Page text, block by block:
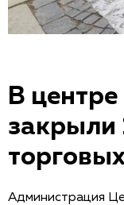
В
закрыли
Администрация